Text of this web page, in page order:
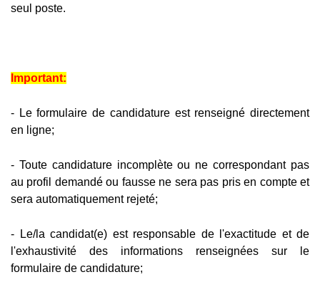
seul poste.
Important:
- Le formulaire de candidature est renseigné directement
en ligne;
- Toute candidature incomplète ou ne correspondant pas
au profil demandé ou fausse ne sera pas pris en compte et
sera automatiquement rejeté;
- Le/la candidat(e) est responsable de l'exactitude et de
l'exhaustivité des informations renseignées sur le
formulaire de candidature;